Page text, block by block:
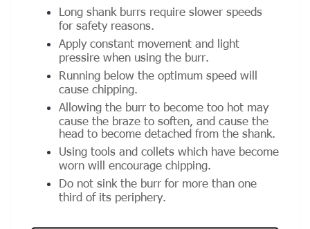
Long shank burrs require slower speeds
for safety reasons.
Apply constant movement and light
pressire when using the burr.
Running below the optimum speed will
cause chipping.
Allowing the burr to become too hot may
cause the braze to soften, and cause the
head to become detached from the shank.
Using tools and collets which have become
worn will encourage chipping.
Do not sink the burr for more than one
third of its periphery.